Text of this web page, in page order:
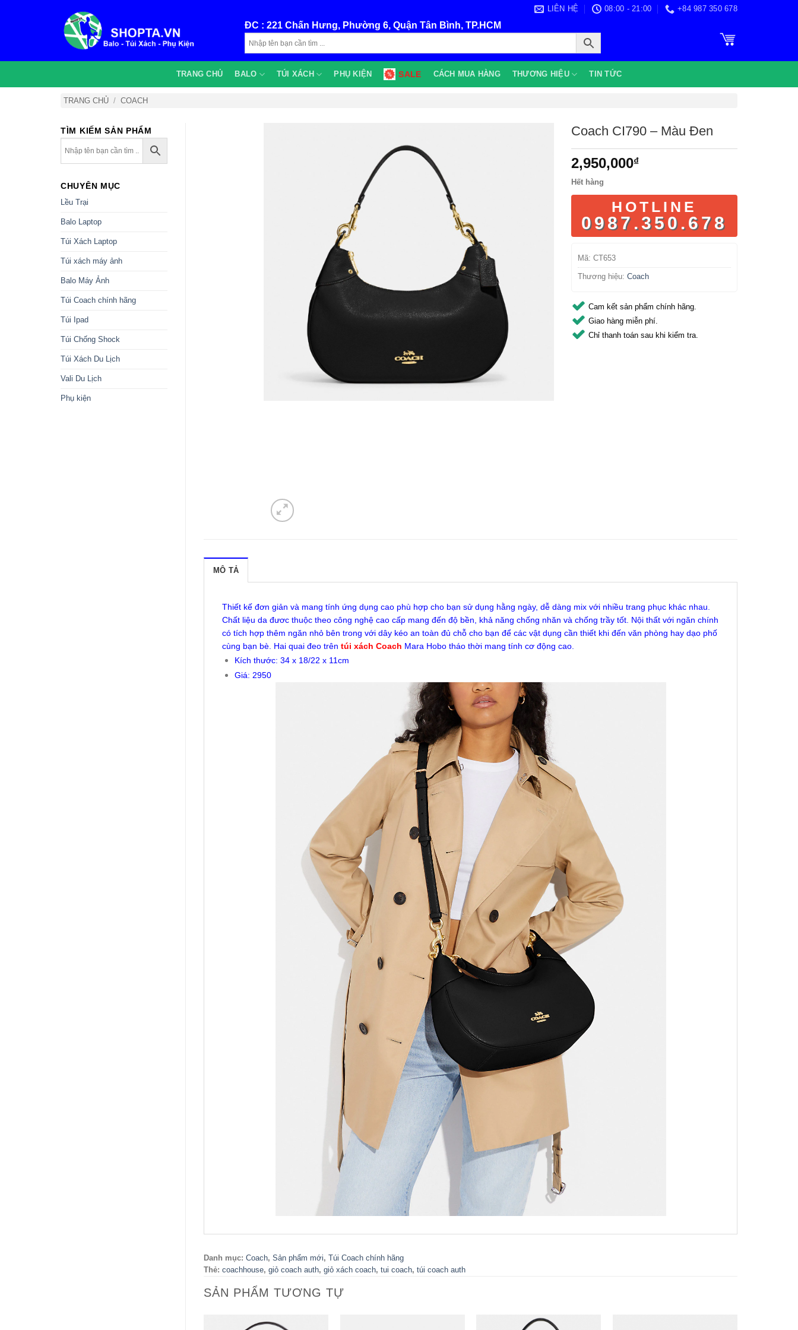
LIÊN HỆ 08:00 - 21:00 +84 987 350 678
ĐC : 221 Chấn Hưng, Phường 6, Quận Tân Bình, TP.HCM
TRANG CHỦ BALO TÚI XÁCH PHỤ KIỆN SALE CÁCH MUA HÀNG THƯƠNG HIỆU TIN TỨC
TRANG CHỦ / COACH
TÌM KIẾM SẢN PHẨM
CHUYÊN MỤC
Lều Trại
Balo Laptop
Túi Xách Laptop
Túi xách máy ảnh
Balo Máy Ảnh
Túi Coach chính hãng
Túi Ipad
Túi Chống Shock
Túi Xách Du Lịch
Vali Du Lịch
Phụ kiện
Coach CI790 – Màu Đen
2,950,000₫
Hết hàng
HOTLINE
0987.350.678
Mã:CT653
Thương hiệu:Coach
Cam kết sản phẩm chính hãng.
Giao hàng miễn phí.
Chỉ thanh toán sau khi kiểm tra.
MÔ TẢ
Thiết kế đơn giản và mang tính ứng dụng cao phù hợp cho bạn sử dụng hằng ngày, dễ dàng mix với nhiều trang phục khác nhau.
Chất liệu da đươc thuộc theo công nghệ cao cấp mang đến độ bền, khả năng chống nhăn và chống trầy tốt. Nội thất với ngăn chính
có tích hợp thêm ngăn nhỏ bên trong với dây kéo an toàn đủ chỗ cho bạn để các vật dụng cần thiết khi đến văn phòng hay dạo phố
cùng bạn bè. Hai quai đeo trên túi xách Coach Mara Hobo tháo thời mang tính cơ động cao.
Kích thước: 34 x 18/22 x 11cm
Giá: 2950
Danh mục: Coach, Sản phẩm mới, Túi Coach chính hãng
Thẻ: coachhouse, giỏ coach auth, giỏ xách coach, tui coach, túi coach auth
SẢN PHẨM TƯƠNG TỰ